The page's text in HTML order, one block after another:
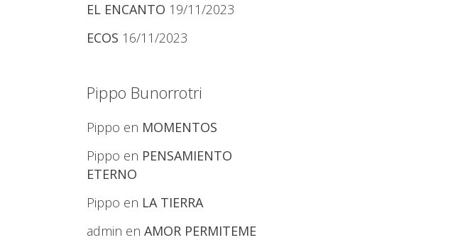
EL ENCANTO 19/11/2023
ECOS 16/11/2023
Pippo Bunorrotri
Pippo en MOMENTOS
Pippo en PENSAMIENTO
ETERNO
Pippo en LA TIERRA
admin en AMOR PERMITEME